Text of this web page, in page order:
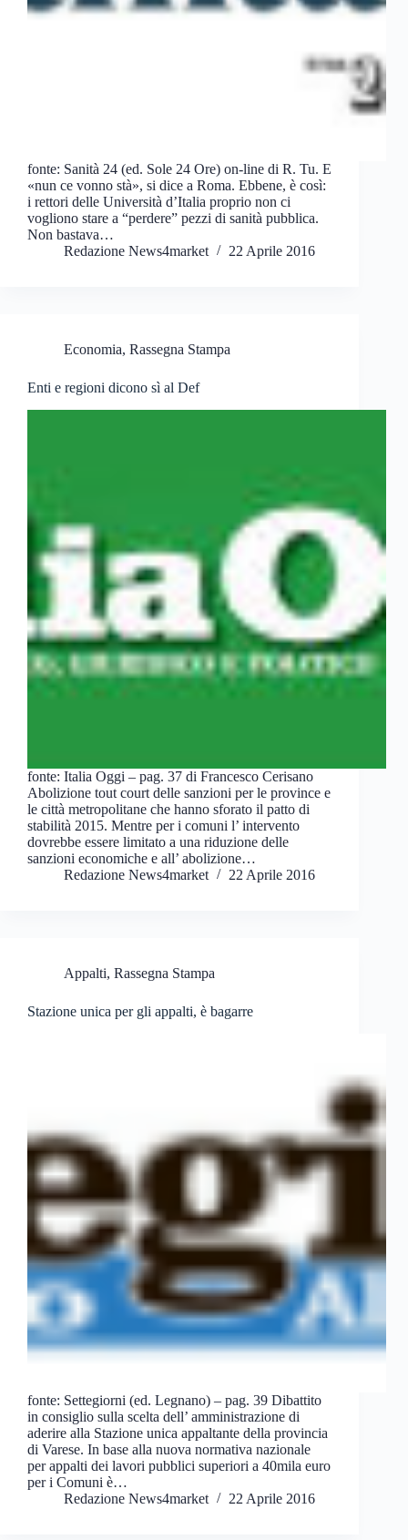
fonte: Sanità 24 (ed. Sole 24 Ore) on-line di R. Tu. E
«nun ce vonno stà», si dice a Roma. Ebbene, è così:
i rettori delle Università d’Italia proprio non ci
vogliono stare a “perdere” pezzi di sanità pubblica.
Non bastava…
Redazione News4market
22 Aprile 2016
Economia, Rassegna Stampa
Enti e regioni dicono sì al Def
fonte: Italia Oggi – pag. 37 di Francesco Cerisano
Abolizione tout court delle sanzioni per le province e
le città metropolitane che hanno sforato il patto di
stabilità 2015. Mentre per i comuni l’ intervento
dovrebbe essere limitato a una riduzione delle
sanzioni economiche e all’ abolizione…
Redazione News4market
22 Aprile 2016
Appalti, Rassegna Stampa
Stazione unica per gli appalti, è bagarre
fonte: Settegiorni (ed. Legnano) – pag. 39 Dibattito
in consiglio sulla scelta dell’ amministrazione di
aderire alla Stazione unica appaltante della provincia
di Varese. In base alla nuova normativa nazionale
per appalti dei lavori pubblici superiori a 40mila euro
per i Comuni è…
Redazione News4market
22 Aprile 2016